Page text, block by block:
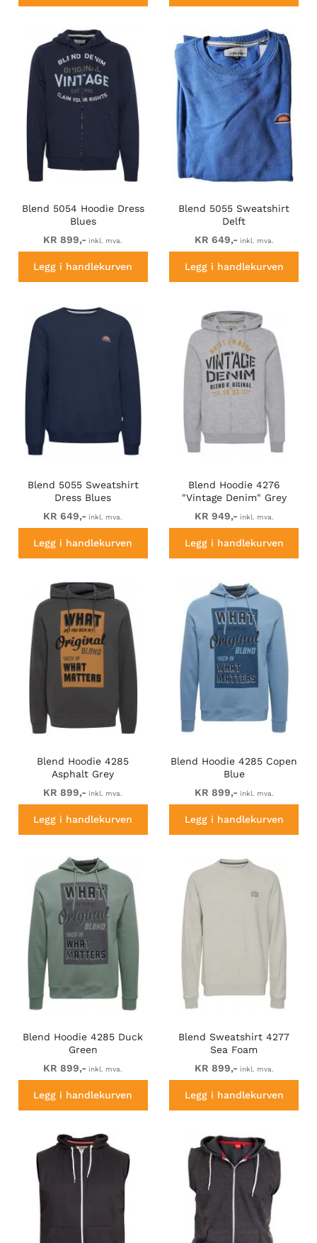
Blend 5054 Hoodie Dress
Blues
KR 899,- inkl. mva.
Legg i handlekurven
Blend 5055 Sweatshirt
Delft
KR 649,- inkl. mva.
Legg i handlekurven
Blend 5055 Sweatshirt
Dress Blues
KR 649,- inkl. mva.
Legg i handlekurven
Blend Hoodie 4276
"Vintage Denim" Grey
KR 949,- inkl. mva.
Legg i handlekurven
Blend Hoodie 4285
Asphalt Grey
KR 899,- inkl. mva.
Legg i handlekurven
Blend Hoodie 4285 Copen
Blue
KR 899,- inkl. mva.
Legg i handlekurven
Blend Hoodie 4285 Duck
Green
KR 899,- inkl. mva.
Legg i handlekurven
Blend Sweatshirt 4277
Sea Foam
KR 899,- inkl. mva.
Legg i handlekurven